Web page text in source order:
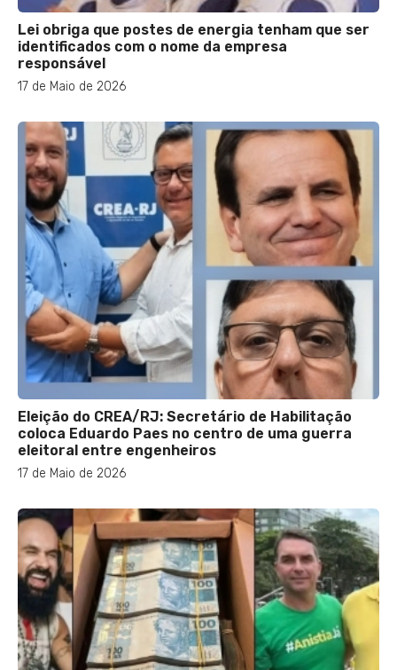
Lei obriga que postes de energia tenham que ser
identificados com o nome da empresa
responsável
17 de Maio de 2026
Eleição do CREA/RJ: Secretário de Habilitação
coloca Eduardo Paes no centro de uma guerra
eleitoral entre engenheiros
17 de Maio de 2026